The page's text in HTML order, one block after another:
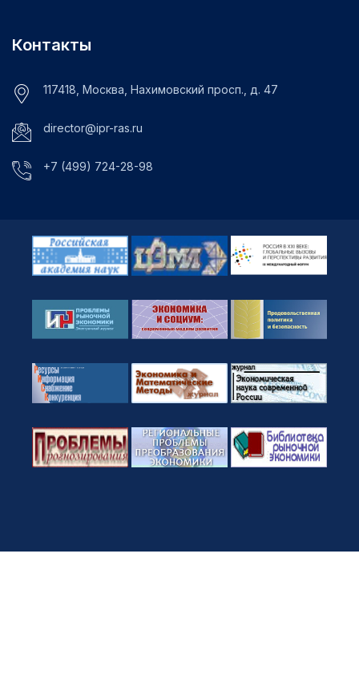
Контакты
117418, Москва, Нахимовский просп., д. 47
director@ipr-ras.ru
+7 (499) 724-28-98